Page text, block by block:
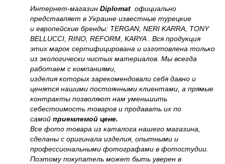
Интернет-магазин Diplomat официально
представляет в Украине известные турецкие
и европейские бренды: TERGAN, NERI KARRA, TONY
BELLUCCI, RINO, REFORM, KARYA . Вся продукция
этих марок сертифицирована и изготовлена только
из экологически чистых материалов. Мы всегда
работаем с компаниями,
изделия которых зарекомендовали себя давно и
ценятся нашими постоянными клиентами, а прямые
контракты позволяют нам уменьшить
себестоимость товаров и продавать их по
самой приемлемой цене.
Все фото товара из каталога нашего магазина,
сделаны с оригинала изделия, опытными и
профессиональными фотографами в фотостудии.
Поэтому покупатель может быть уверен в